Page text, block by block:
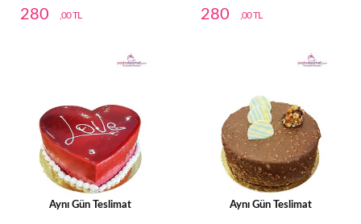
280 ,00 TL 280 ,00 TL
Aynı Gün Teslimat Aynı Gün Teslimat